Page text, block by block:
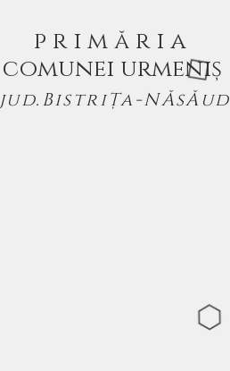
p r i m ă r i a
comunei urmeniș
jud.BistriȚa-NĂsĂud